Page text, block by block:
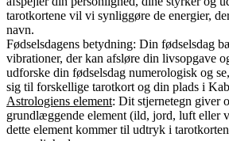
tarotkortene vil vi synliggøre de energier,
navn.
Fødselsdagens betydning: Din fødselsdag
vibrationer, der kan afsløre din livsopgave
udforske din fødselsdag numerologisk og
sig til forskellige tarotkort og din plads i
Astrologiens element: Dit stjernetegn giver
grundlæggende element (ild, jord, luft eller
dette element kommer til udtryk i